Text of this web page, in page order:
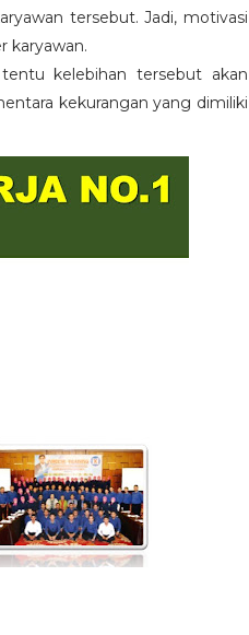
tersebut. Jadi, motivasi
karyawan.
kelebihan tersebut akan
kekurangan yang dimiliki